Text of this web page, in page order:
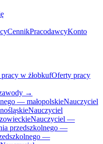
CennikPracodawcyKonto
w żłobkufOferty pracy
→
— małopolskieNauczyciel
Nauczyciel
Nauczyciel —
przedszkolnego —
—